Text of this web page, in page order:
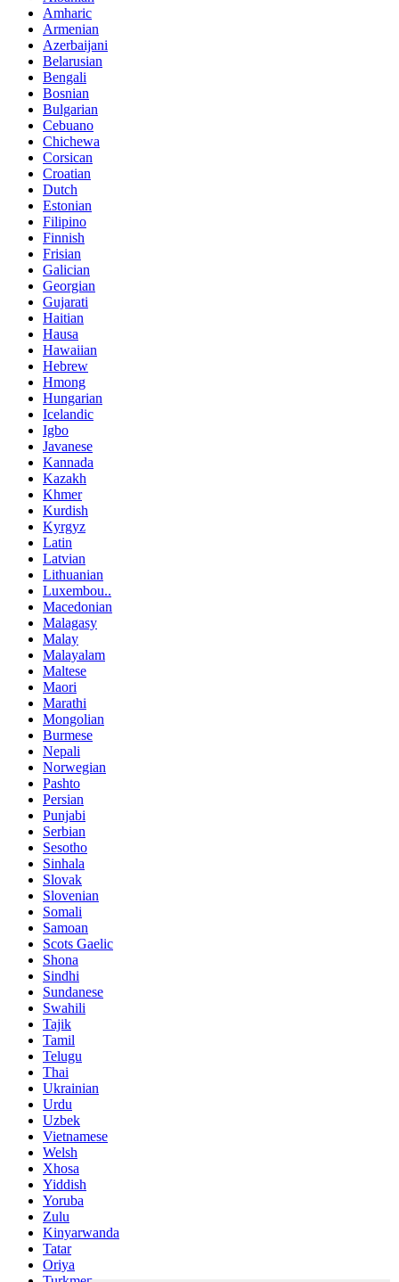
Amharic
Armenian
Azerbaijani
Belarusian
Bengali
Bosnian
Bulgarian
Cebuano
Chichewa
Corsican
Croatian
Dutch
Estonian
Filipino
Finnish
Frisian
Galician
Georgian
Gujarati
Haitian
Hausa
Hawaiian
Hebrew
Hmong
Hungarian
Icelandic
Igbo
Javanese
Kannada
Kazakh
Khmer
Kurdish
Kyrgyz
Latin
Latvian
Lithuanian
Luxembou..
Macedonian
Malagasy
Malay
Malayalam
Maltese
Maori
Marathi
Mongolian
Burmese
Nepali
Norwegian
Pashto
Persian
Punjabi
Serbian
Sesotho
Sinhala
Slovak
Slovenian
Somali
Samoan
Scots Gaelic
Shona
Sindhi
Sundanese
Swahili
Tajik
Tamil
Telugu
Thai
Ukrainian
Urdu
Uzbek
Vietnamese
Welsh
Xhosa
Yiddish
Yoruba
Zulu
Kinyarwanda
Tatar
Oriya